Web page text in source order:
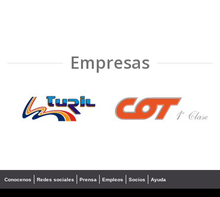
Empresas
❮ ❯
Conocenos Redes sociales Prensa Empleos Socios Ayuda